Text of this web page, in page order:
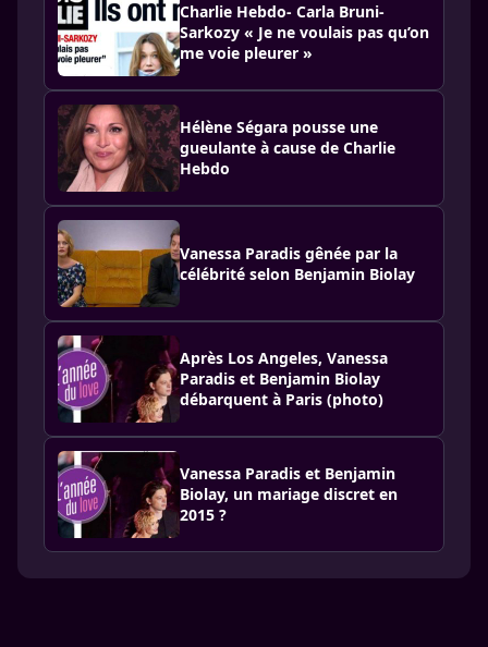
Charlie Hebdo- Carla Bruni-
Sarkozy « Je ne voulais pas qu’on
me voie pleurer »
Hélène Ségara pousse une
gueulante à cause de Charlie
Hebdo
Vanessa Paradis gênée par la
célébrité selon Benjamin Biolay
Après Los Angeles, Vanessa
Paradis et Benjamin Biolay
débarquent à Paris (photo)
Vanessa Paradis et Benjamin
Biolay, un mariage discret en
2015 ?